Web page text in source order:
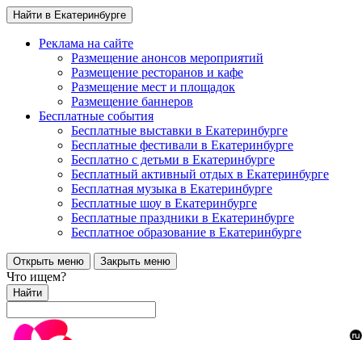
Найти в Екатеринбурге
Реклама на сайте
Размещение анонсов мероприятий
Размещение ресторанов и кафе
Размещение мест и площадок
Размещение баннеров
Бесплатные события
Бесплатные выставки в Екатеринбурге
Бесплатные фестивали в Екатеринбурге
Бесплатно с детьми в Екатеринбурге
Бесплатный активный отдых в Екатеринбурге
Бесплатная музыка в Екатеринбурге
Бесплатные шоу в Екатеринбурге
Бесплатные праздники в Екатеринбурге
Бесплатное образование в Екатеринбурге
Открыть меню Закрыть меню
Что ищем?
Найти